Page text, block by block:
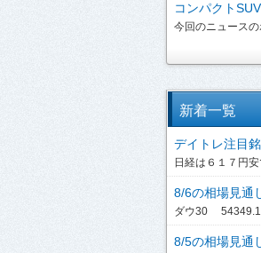
コンパクト
今回のニュース
新着一覧
デイトレ注目
日経は６１７円
8/6の相場見通
ダウ30
8/5の相場見通